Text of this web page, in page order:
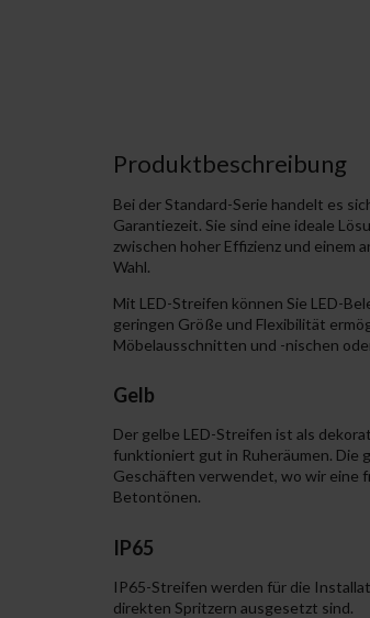
Produktbeschreibung
Bei der Standard-Serie handelt es
Garantiezeit. Sie sind eine ideale
zwischen hoher Effizienz und einem
Wahl.
Mit LED-Streifen können Sie LED-
geringen Größe und Flexibilität
Möbelausschnitten und -nischen
Gelb
Der gelbe LED-Streifen ist als
funktioniert gut in Ruheräumen. Die
Geschäften verwendet, wo wir eine
Betontönen.
IP65
IP65-Streifen werden für die
direkten Spritzern ausgesetzt sind.